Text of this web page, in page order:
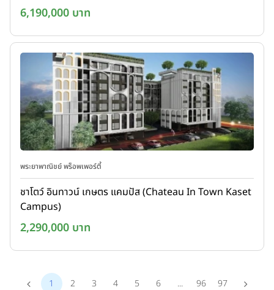
6,190,000 บาท
พระยาพาณิชย์ พร็อพเพอร์ตี้
ชาโตว์ อินทาวน์ เกษตร แคมปัส (Chateau In Town Kaset
Campus)
2,290,000 บาท
1 2 3 4 5 6 ... 96 97